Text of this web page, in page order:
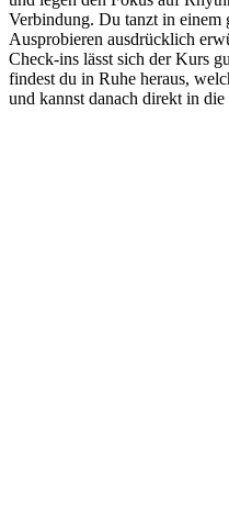
Verbindung. Du tanzt in einem
Ausprobieren ausdrücklich
Check-ins lässt sich der Kurs
findest du in Ruhe heraus,
und kannst danach direkt in